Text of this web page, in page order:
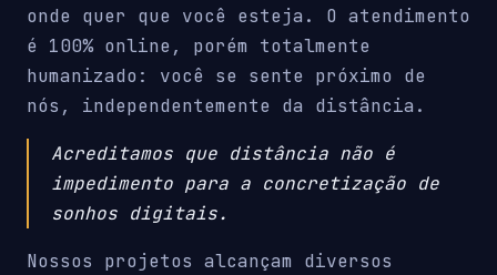
onde quer que você esteja. O atendimento
é 100% online, porém totalmente
humanizado: você se sente próximo de
nós, independentemente da distância.
Acreditamos que distância não é
impedimento para a concretização de
sonhos digitais.
Nossos projetos alcançam diversos